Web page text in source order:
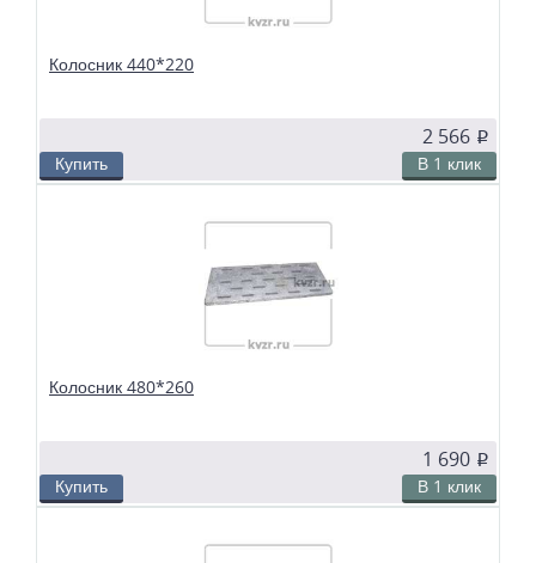
Колосник 440*220
2 566 p
Купить В 1 клик
твердотопливных водогрейных и паровых котлов. Чтобы поддерживать в
топке устойчивый слой горящего топлива, дров, угля или брикетов, из
колосников собираются колосниковые решетки.
Колосник 480*260
1 690 p
Купить В 1 клик